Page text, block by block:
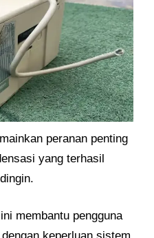
peranan penting
yang terhasil
membantu pengguna